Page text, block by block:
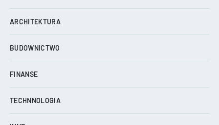
ARCHITEKTURA
BUDOWNICTWO
FINANSE
TECHNNOLOGIA